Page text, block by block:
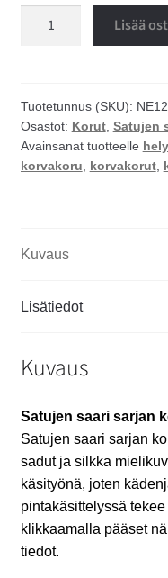
Lisää
Tuotetunnus (SKU):
Osastot: Korut, Satujen
Avainsanat tuotteelle hely
korvakoru, korvakorut,
Kuvaus
Lisätiedot
Kuvaus
Satujen saari sarjan
Satujen saari sarjan
sadut ja silkka
käsityönä, joten
pintakäsittelyssä
klikkaamalla pääset
tiedot.